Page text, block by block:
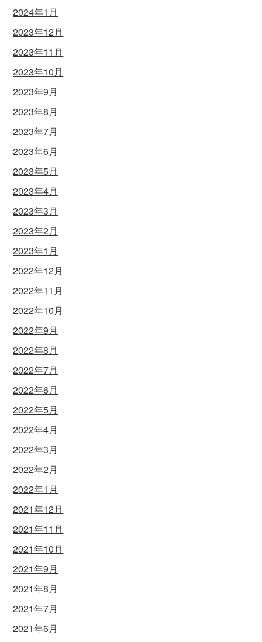
2024年1月
2023年12月
2023年11月
2023年10月
2023年9月
2023年8月
2023年7月
2023年6月
2023年5月
2023年4月
2023年3月
2023年2月
2023年1月
2022年12月
2022年11月
2022年10月
2022年9月
2022年8月
2022年7月
2022年6月
2022年5月
2022年4月
2022年3月
2022年2月
2022年1月
2021年12月
2021年11月
2021年10月
2021年9月
2021年8月
2021年7月
2021年6月